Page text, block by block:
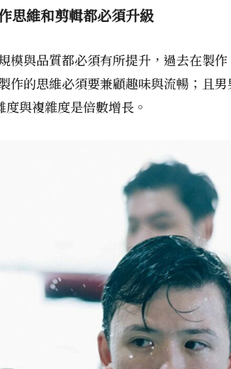
思維和剪輯都必須升級
模與品質都必須有所提升，過去在製
作的思維必須要兼顧趣味與流暢；且
與複雜度是倍數增長。